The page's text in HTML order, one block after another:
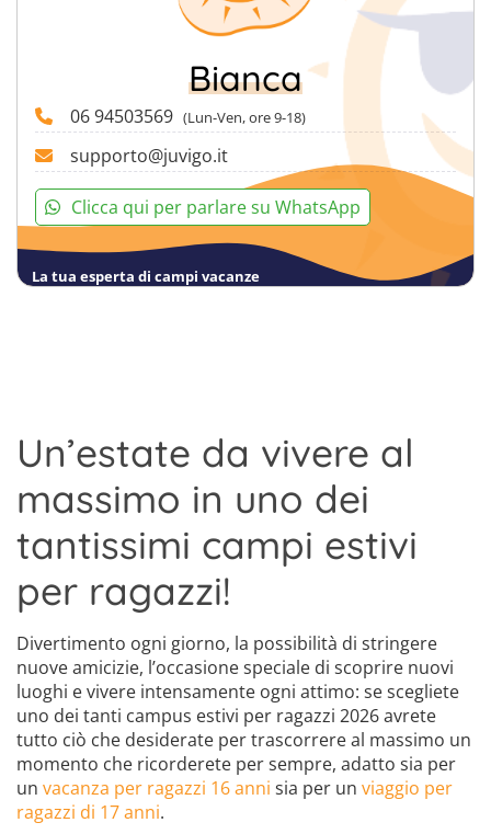
Bianca
06 94503569 (Lun-Ven, ore 9-18)
supporto@juvigo.it
Clicca qui per parlare su WhatsApp
La tua esperta di campi vacanze
Un’estate da vivere al
massimo in uno dei
tantissimi campi estivi
per ragazzi!
Divertimento ogni giorno, la possibilità di stringere
nuove amicizie, l’occasione speciale di scoprire nuovi
luoghi e vivere intensamente ogni attimo: se scegliete
uno dei tanti campus estivi per ragazzi 2026 avrete
tutto ciò che desiderate per trascorrere al massimo un
momento che ricorderete per sempre, adatto sia per
un vacanza per ragazzi 16 anni sia per un viaggio per
ragazzi di 17 anni.